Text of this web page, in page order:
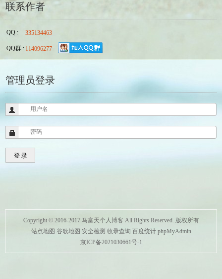
联系作者
QQ : 335134463
QQ群 : 114096277
管理员登录
Copyright © 2016-2017 马富天个人博客 All Rights Reserved. 版权所有
站点地图 谷歌地图 安全检测 收录查询 百度统计 phpMyAdmin
京ICP备2021030661号-1